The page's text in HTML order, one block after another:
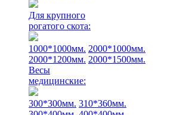
Для крупного
рогатого скота:
1000*1000мм. 2000*1000мм.
2000*1200мм. 2000*1500мм.
Весы
медицинские:
300*300мм. 310*360мм.